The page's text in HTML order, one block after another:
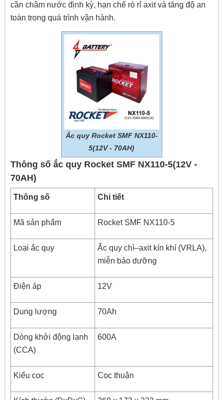
cần châm nước định kỳ, hạn chế rò rỉ axit và tăng độ an
toàn trong quá trình vận hành.
Ắc quy Rocket SMF NX110-
5(12V - 70AH)
Thông số ắc quy Rocket SMF NX110-5(12V -
70AH)
Thông số Chi tiết
Mã sản phẩm Rocket SMF NX110-5
Loại ắc quy
Ắc quy chì–axit kín khí (VRLA),
miễn bảo dưỡng
Điện áp 12V
Dung lượng 70Ah
Dòng khởi động lạnh
(CCA)
600A
Kiểu cọc Cọc thuận